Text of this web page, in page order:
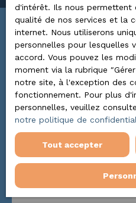
Pertinence
Trier par
d'intérêt. Ils nous permettent
qualité de nos services et la
internet. Nous utiliserons
personnelles pour lesquelles
accord. Vous pouvez les
moment via la rubrique
notre site, à l'exception des
fonctionnement. Pour plus
personnelles, veuillez
notre politique de
Tout accepter